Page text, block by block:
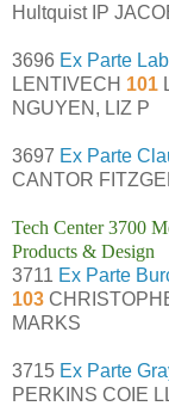
Hultquist IP
3696 Ex Parte
LENTIVECH 101
NGUYEN, LIZ P
3697 Ex Parte
CANTOR
Tech Center 3700
Products & Design
3711 Ex Parte
103
MARKS
3715 Ex Parte
PERKINS COIE